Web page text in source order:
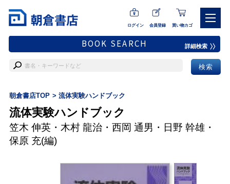
ログイン 会員登録 買い物カゴ
BOOK SEARCH 詳細検索
朝倉書店TOP 流体実験ハンドブック
流体実験ハンドブック
笠木 伸英・ 木村 龍治・ 西岡 通男 ・ 日野 幹雄・
保原 充(編)